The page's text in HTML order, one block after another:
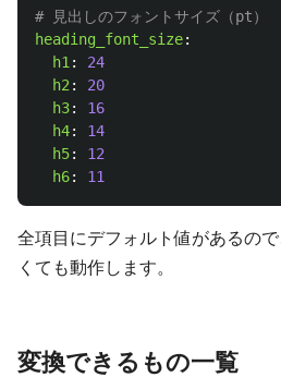
# 見出しのフォントサイズ（pt）
heading_font_size:
h1 :
24
h2 :
20
h3:
16
h4:
14
h5:
12
h6: 11
全項目にデフォルト値があるの
くても動作します。
変換できるもの一覧